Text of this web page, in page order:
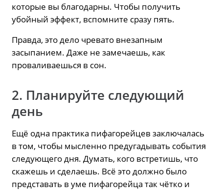
которые вы благодарны. Чтобы получить
убойный эффект, вспомните сразу пять.
Правда, это дело чревато внезапным
засыпанием. Даже не замечаешь, как
проваливаешься в сон.
2. Планируйте следующий
день
Ещё одна практика пифагорейцев заключалась
в том, чтобы мысленно предугадывать события
следующего дня. Думать, кого встретишь, что
скажешь и сделаешь. Всё это должно было
представать в уме пифагорейца так чётко и